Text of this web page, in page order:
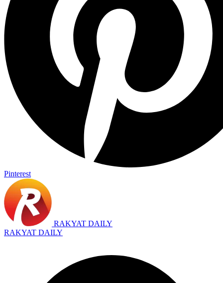
Pinterest
RAKYAT DAILY
RAKYAT DAILY